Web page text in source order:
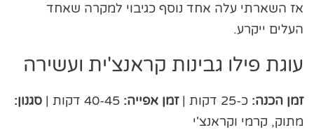
אז השארתי עלה אחד נוסף כגיבוי למקרה שאחד
העלים ייקרע.
עוגת פילו גבינות קראנצ'ית ועשירה
זמן הכנה: כ-25 דקות | זמן אפייה:
סגנון:
מתוק, קרמי וקראנצ'י